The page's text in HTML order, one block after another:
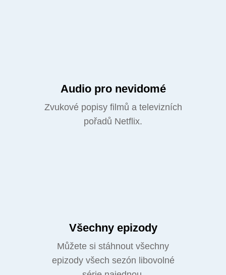
Audio pro nevidomé
Zvukové popisy filmů a televizních
pořadů Netflix.
Všechny epizody
Můžete si stáhnout všechny
epizody všech sezón libovolné